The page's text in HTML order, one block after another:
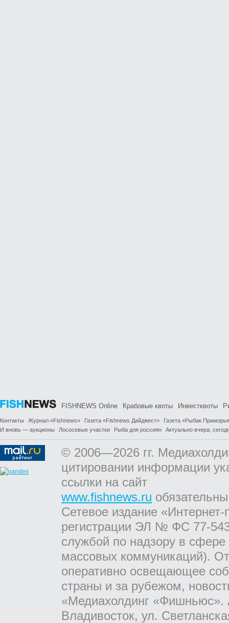
FISHNEWS Online Крабовые квоты Инвестквоты
Контакты Журнал «Fishnews» Газета «Fishnews Дайджест»
Газета «Рыбак
И вновь — аукционы
Лососевые участки Рыба для россиян Актуально вчера,
© 2006—2026 гг.
цитировании информации
ссылки на сайт
www.fishnews.ru
Сетевое издание
регистрации ЭЛ № ФС 77-
службой по надзору в
массовых коммуникаций).
оперативно освещающее
страны и за рубежом,
«Медиахолдинг «Фишньюс».
Владивосток, ул.